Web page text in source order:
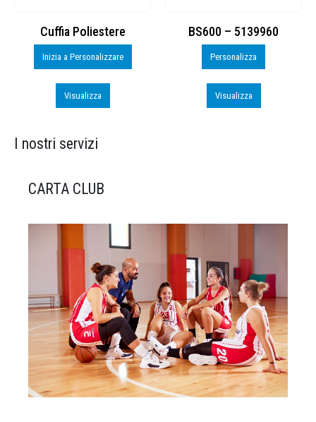
Cuffia Poliestere
Inizia a Personalizzare
Visualizza
BS600 – 5139960
Personalizza
Visualizza
I nostri servizi
CARTA CLUB